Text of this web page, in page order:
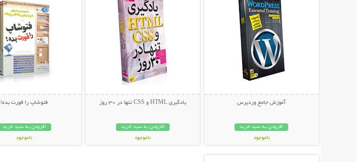
آموزش جامع وردپرس
افزودن به سبد خرید
ناموجود
یادگیری HTML و CSS تنها در 30 روز
افزودن به سبد خرید
ناموجود
فتوشاپ را قورت بده!
افزودن به سبد خرید
ناموجود